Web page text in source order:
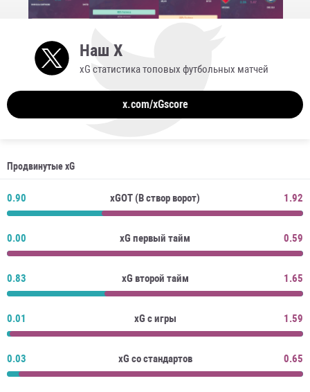
Наш X
xG статистика топовых футбольных матчей
x.com/xGscore
Продвинутые xG
0.90 xGOT (В створ ворот) 1.92
0.00 xG первый тайм 0.59
0.83 xG второй тайм 1.65
0.01 xG с игры 1.59
0.03 xG со стандартов 0.65